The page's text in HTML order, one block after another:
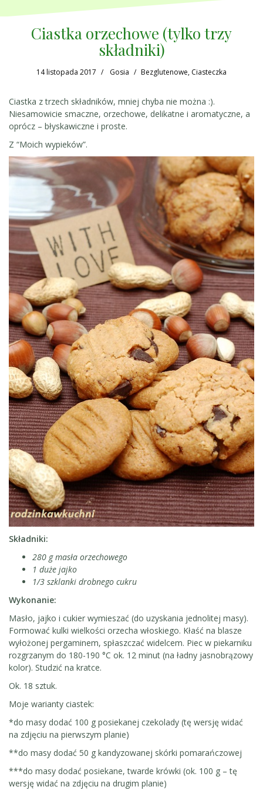
Ciastka orzechowe (tylko trzy
składniki)
14 listopada 2017 Gosia Bezglutenowe, Ciasteczka
Ciastka z trzech składników, mniej chyba nie można :).
Niesamowicie smaczne, orzechowe, delikatne i aromatyczne, a
oprócz – błyskawiczne i proste.
Z “Moich wypieków”.
Składniki:
280 g masła orzechowego
1 duże jajko
1/3 szklanki drobnego cukru
Wykonanie:
Masło, jajko i cukier wymieszać (do uzyskania jednolitej masy).
Formować kulki wielkości orzecha włoskiego. Kłaść na blasze
wyłożonej pergaminem, spłaszczać widelcem. Piec w piekarniku
rozgrzanym do 180-190 °C ok. 12 minut (na ładny jasnobrązowy
kolor). Studzić na kratce.
Ok. 18 sztuk.
Moje warianty ciastek:
*do masy dodać 100 g posiekanej czekolady (tę wersję widać
na zdjęciu na pierwszym planie)
**do masy dodać 50 g kandyzowanej skórki pomarańczowej
***do masy dodać posiekane, twarde krówki (ok. 100 g – tę
wersję widać na zdjęciu na drugim planie)